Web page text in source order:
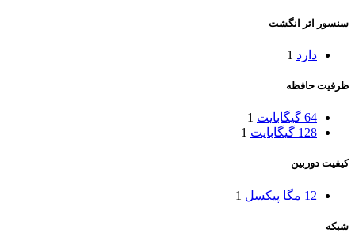
سنسور اثر انگشت
دارد 1
ظرفیت حافظه
64 گیگابایت
1
128 گیگابایت
1
کیفیت دوربین
12 مگا پیکسل 1
شبکه